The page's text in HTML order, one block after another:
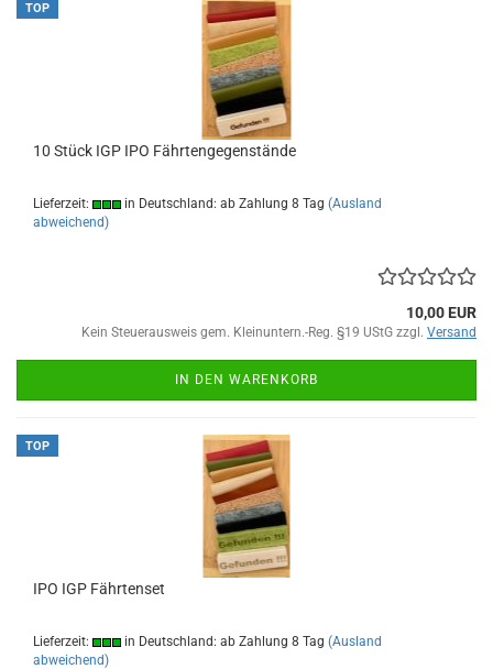
TOP
10 Stück IGP IPO Fährtengegenstände
Lieferzeit: in Deutschland: ab Zahlung 8 Tag (Ausland
abweichend)
10,00 EUR
Kein Steuerausweis gem. Kleinuntern.-Reg. §19 UStG zzgl. Versand
IN DEN WARENKORB
TOP
IPO IGP Fährtenset
Lieferzeit: in Deutschland: ab Zahlung 8 Tag (Ausland
abweichend)